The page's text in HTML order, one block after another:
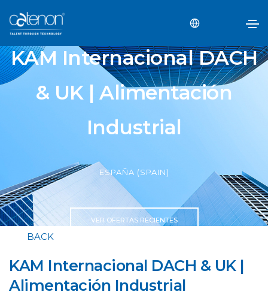
KAM Internacional DACH
& UK | Alimentación
Industrial
ESPAÑA (SPAIN)
VER OFERTAS RECIENTES
BACK
KAM Internacional DACH & UK |
Alimentación Industrial